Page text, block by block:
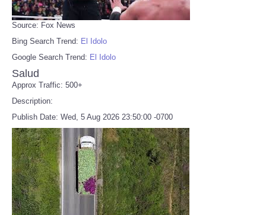
Source: Fox News
Bing Search Trend: El Idolo
Google Search Trend: El Idolo
Salud
Approx Traffic: 500+
Description:
Publish Date: Wed, 5 Aug 2026 23:50:00 -0700